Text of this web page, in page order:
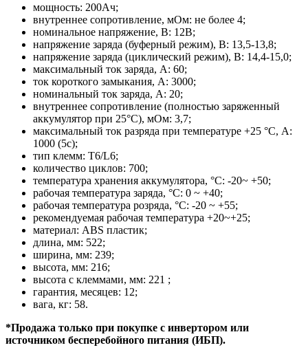
мощность: 200Ач;
внутреннее сопротивление, мОм: не более 4;
номинальное напряжение, В: 12В;
напряжение заряда (буферный режим), В: 13,5-13,8;
напряжение заряда (циклический режим), В: 14,4-15,0;
максимальный ток заряда, А: 60;
ток короткого замыкания, А: 3000;
номинальный ток заряда, А: 20;
внутреннее сопротивление (полностью заряженный
аккумулятор при 25°C), мОм: 3,7;
максимальный ток разряда при температуре +25 °С, А:
1000 (5с);
тип клемм: T6/L6;
количество циклов: 700;
температура хранения аккумулятора, °C: -20~ +50;
рабочая температура заряда, °C: 0 ~ +40;
рабочая температура розряда, °C: -20 ~ +55;
рекомендуемая рабочая температура +20~+25;
материал: ABS пластик;
длина, мм: 522;
ширина, мм: 239;
высота, мм: 216;
высота с клеммами, мм: 221 ;
гарантия, месяцев: 12;
вага, кг: 58.
*Продажа только при покупке с инвертором или
источником бесперебойного питания (ИБП).